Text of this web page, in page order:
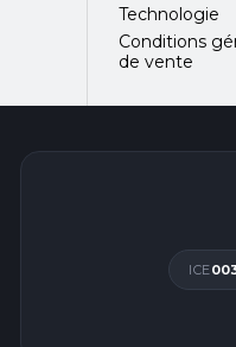
Technologie
Conditions
de vente
ICE